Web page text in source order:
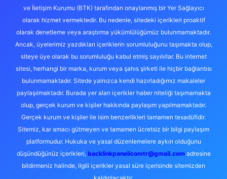
ve İletişim Kurumu (BTK) tarafından onaylanmış bir Yer Sağlayıcı
olarak hizmet vermektedir. Bu nedenle, sitedeki içerikleri proaktif
olarak denetleme veya araştırma yükümlülüğümüz bulunmamaktadır.
Ancak, üyelerimiz yazdıkları içeriklerin sorumluluğunu taşımakta olup,
siteye üye olarak bu sorumluluğu kabul etmiş sayılırlar. Bu internet
sitesi, herhangi bir marka, kurum veya şahıs şirketi ile hiçbir bağlantısı
bulunmamaktadır. Sitede yalnızca kendi hazırladığımız makaleler
paylaşılmaktadır. Burada yer alan içerikler haber niteliği taşımamakta
olup, gerçek kurum ve kişiler hakkında paylaşım yapılmamaktadır.
Gerçek kurum ve kişiler ile isim benzerlikleri tamamen tesadüfidir.
Sitemiz, kar amacı gütmeyen ve tamamen ücretsiz bir bilgi paylaşım
platformudur. Hukuka ve yasal düzenlemelere aykırı olduğunu
düşündüğünüz içerikleri, backlinkpanelicomtr@gmail.comadresine
bildirmeniz halinde, ilgili içerikler yasal süre içerisinde sitemizden